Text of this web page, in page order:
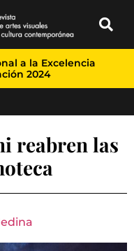
a la Excelencia
2024
reabren las